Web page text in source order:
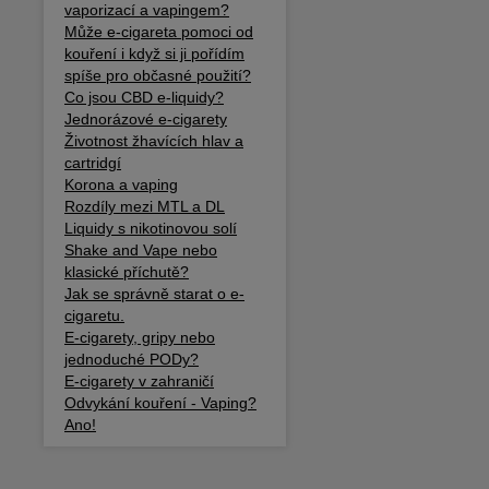
vaporizací a vapingem?
Může e-cigareta pomoci od
kouření i když si ji pořídím
spíše pro občasné použití?
Co jsou CBD e-liquidy?
Jednorázové e-cigarety
Životnost žhavících hlav a
cartridgí
Korona a vaping
Rozdíly mezi MTL a DL
Liquidy s nikotinovou solí
Shake and Vape nebo
klasické příchutě?
Jak se správně starat o e-
cigaretu.
E-cigarety, gripy nebo
jednoduché PODy?
E-cigarety v zahraničí
Odvykání kouření - Vaping?
Ano!